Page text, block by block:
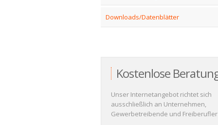
Downloads/Datenblätter
Kostenlose
Unser Internetangebot richtet sich
ausschließlich an Unternehmen,
Gewerbetreibende und